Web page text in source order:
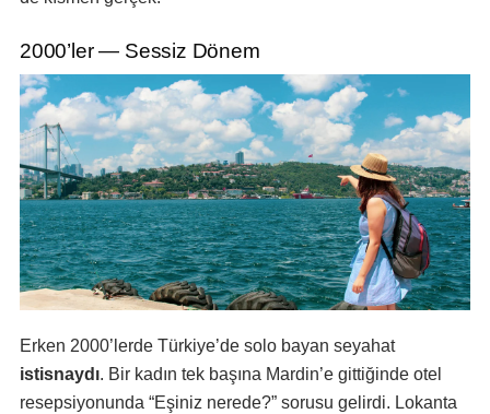
2000’ler — Sessiz Dönem
Erken 2000’lerde Türkiye’de solo bayan seyahat
istisnaydı. Bir kadın tek başına Mardin’e gittiğinde otel
resepsiyonunda “Eşiniz nerede?” sorusu gelirdi. Lokanta